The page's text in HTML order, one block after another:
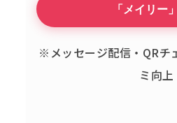
「メイリー
※メッセージ配信・QRチ
ミ向上